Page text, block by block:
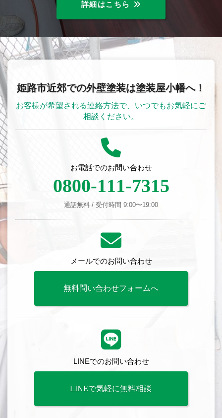
詳細はこちら
姫路市近郊での外壁塗装は塗装屋小幡へ！
お客様が希望される連絡方法で、いつでもお気軽にご
相談ください。
お電話でのお問い合わせ
0800-111-7315
通話無料 / 受付時間 9:00〜19:00
メールでのお問い合わせ
無料問い合わせフォームへ
LINEでのお問い合わせ
LINEで気軽に無料相談